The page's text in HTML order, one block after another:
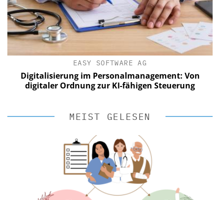
EASY SOFTWARE AG
Digitalisierung im Personalmanagement: Von
digitaler Ordnung zur KI-fähigen Steuerung
MEIST GELESEN